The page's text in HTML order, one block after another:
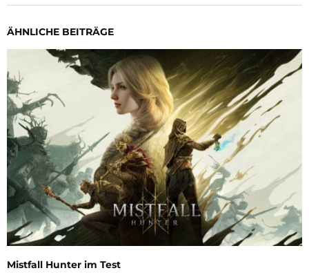
ÄHNLICHE BEITRÄGE
Mistfall Hunter im Test